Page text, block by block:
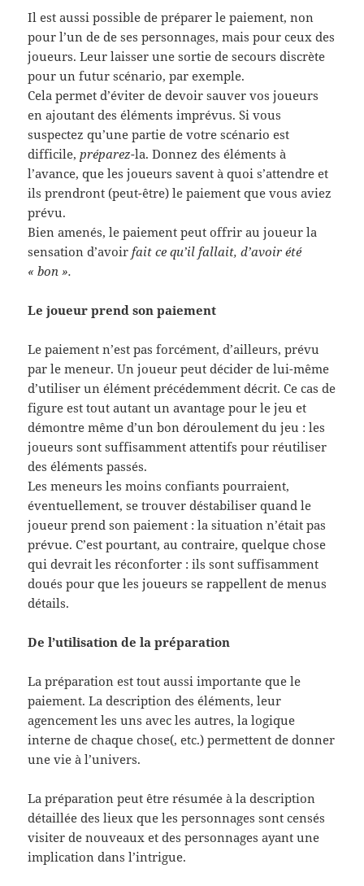
Il est aussi possible de préparer le paiement, non
pour l’un de de ses personnages, mais pour ceux des
joueurs. Leur laisser une sortie de secours discrète
pour un futur scénario, par exemple.
Cela permet d’éviter de devoir sauver vos joueurs
en ajoutant des éléments imprévus. Si vous
suspectez qu’une partie de votre scénario est
difficile,préparez-la. Donnez des éléments à
l’avance, que les joueurs savent à quoi s’attendre et
ils prendront (peut-être) le paiement que vous aviez
prévu.
Bien amenés, le paiement peut offrir au joueur la
sensation d’avoirfait ce qu’il fallait, d’avoir été
« bon ».
Le joueur prend son paiement
Le paiement n’est pas forcément, d’ailleurs, prévu
par le meneur. Un joueur peut décider de lui-même
d’utiliser un élément précédemment décrit. Ce cas de
figure est tout autant un avantage pour le jeu et
démontre même d’un bon déroulement du jeu : les
joueurs sont suffisamment attentifs pour réutiliser
des éléments passés.
Les meneurs les moins confiants pourraient,
éventuellement, se trouver déstabiliser quand le
joueur prend son paiement : la situation n’était pas
prévue. C’est pourtant, au contraire, quelque chose
qui devrait les réconforter : ils sont suffisamment
doués pour que les joueurs se rappellent de menus
détails.
De l’utilisation de la préparation
La préparation est tout aussi importante que le
paiement. La description des éléments, leur
agencement les uns avec les autres, la logique
interne de chaque chose(, etc.) permettent de donner
une vie à l’univers.
La préparation peut être résumée à la description
détaillée des lieux que les personnages sont censés
visiter de nouveaux et des personnages ayant une
implication dans l’intrigue.